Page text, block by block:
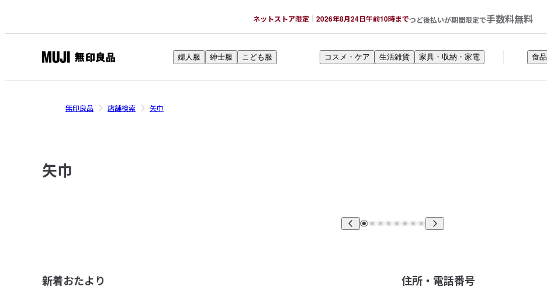
ネットストア限定｜2026年8月24日午前10時までつど後払いが期間限定で手数料無料
印
ス
婦人服 紳士服 こども服 コスメ・ケア 生活雑貨 家具・収納・家電 食品
無印良品 店舗検索 矢巾
矢巾
新着おたより 住所・電話番号